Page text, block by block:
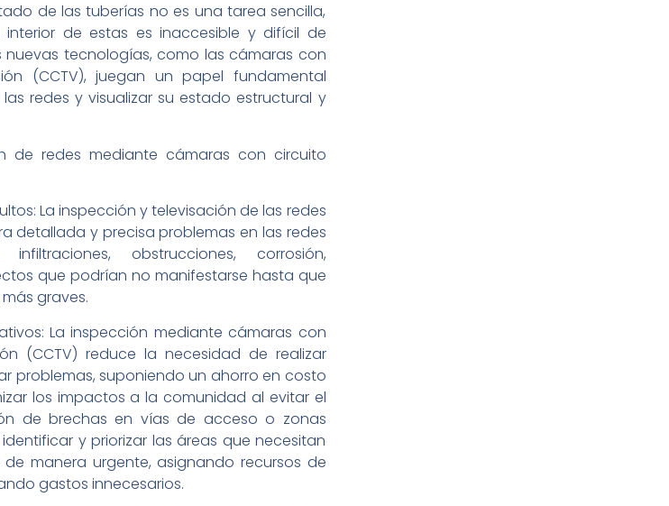
de las tuberías no es una tarea sencilla,
de estas es inaccesible y difícil de
nuevas tecnologías, como las cámaras con
(CCTV), juegan un papel fundamental
redes y visualizar su estado estructural y
de redes mediante cámaras con circuito
La inspección y televisación de las redes
detallada y precisa problemas en las redes
obstrucciones, corrosión,
que podrían no manifestarse hasta que
graves.
La inspección mediante cámaras con
(CCTV) reduce la necesidad de realizar
problemas, suponiendo un ahorro en costo
los impactos a la comunidad al evitar el
de brechas en vías de acceso o zonas
y priorizar las áreas que necesitan
manera urgente, asignando recursos de
gastos innecesarios.